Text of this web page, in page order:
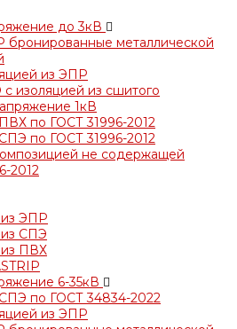
до 3кВ
металлической
из ЭПР
изоляцией из сшитого
1кВ
по ГОСТ 31996-2012
по ГОСТ 31996-2012
не содержащей
2012
из ЭПР
из СПЭ
из ПВХ
6-35кВ
по ГОСТ 34834-2022
из ЭПР